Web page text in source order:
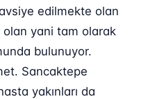
edilmekte olan
olan yani tam olarak
bulunuyor.
Sancaktepe
yakınları da